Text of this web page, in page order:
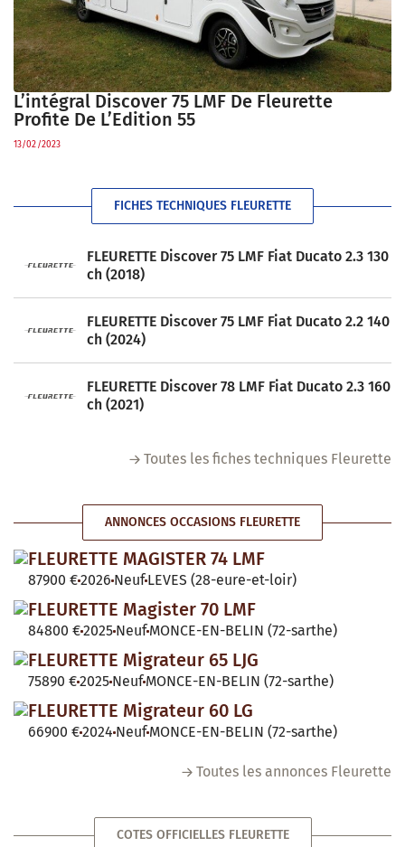
L’intégral Discover 75 LMF De Fleurette
Profite De L’Edition 55
13/02/2023
FICHES TECHNIQUES FLEURETTE
FLEURETTE Discover 75 LMF Fiat Ducato 2.3 130
ch (2018)
FLEURETTE Discover 75 LMF Fiat Ducato 2.2 140
ch (2024)
FLEURETTE Discover 78 LMF Fiat Ducato 2.3 160
ch (2021)
Toutes les fiches techniques Fleurette
ANNONCES OCCASIONS FLEURETTE
FLEURETTE MAGISTER 74 LMF
87900 €2026 Neuf LEVES (28-eure-et-loir)
FLEURETTE Magister 70 LMF
84800 €2025 Neuf MONCE-EN-BELIN (72-sarthe)
FLEURETTE Migrateur 65 LJG
75890 €2025 Neuf MONCE-EN-BELIN (72-sarthe)
FLEURETTE Migrateur 60 LG
66900 €2024 Neuf MONCE-EN-BELIN (72-sarthe)
Toutes les annonces Fleurette
COTES OFFICIELLES FLEURETTE